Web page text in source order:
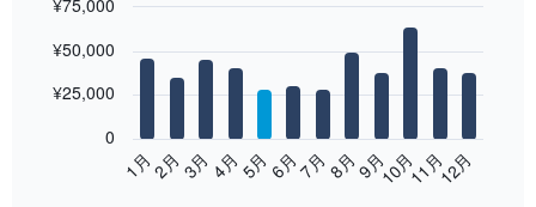
chart
12
graphic.
1月2月3月4月5月6月7月8月9月10月11月12月
0
¥25,000
¥50,000
¥75,000